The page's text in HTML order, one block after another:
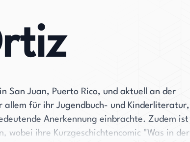
San Juan, Puerto Rico, und aktuell an der
allem für ihr Jugendbuch- und Kinderliteratur,
Anerkennung einbrachte. Zudem ist
wobei ihre Kurzgeschichtencomic "Was in der